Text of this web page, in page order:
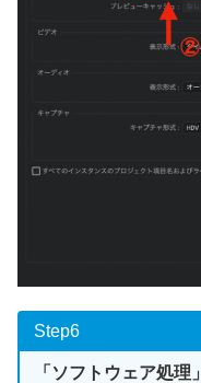
Step6
「ソフトウェア処理」